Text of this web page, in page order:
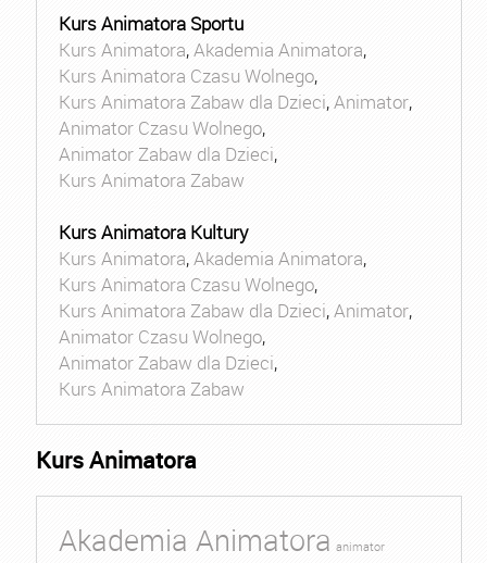
Kurs Animatora Sportu
Kurs Animatora,Akademia Animatora,
Kurs Animatora Czasu Wolnego,
Kurs Animatora Zabaw dla Dzieci,Animator,
Animator Czasu Wolnego,
Animator Zabaw dla Dzieci,
Kurs Animatora Zabaw
Kurs Animatora Kultury
Kurs Animatora,Akademia Animatora,
Kurs Animatora Czasu Wolnego,
Kurs Animatora Zabaw dla Dzieci,Animator,
Animator Czasu Wolnego,
Animator Zabaw dla Dzieci,
Kurs Animatora Zabaw
Kurs Animatora
Akademia Animatora animator